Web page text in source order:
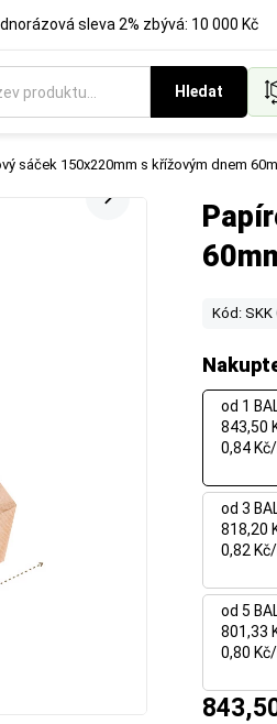
sleva 2% zbývá: 10 000 Kč
Hledat
sáček 150x220mm s křížovým dnem
Kód: SKK
od 1
843,50
0,84
od 3
818,20
0,82
od 5
801,33
0,80